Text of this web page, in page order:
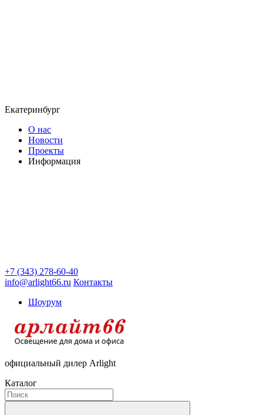
Екатеринбург
О нас
Новости
Проекты
Информация
+7 (343) 278-60-40
info@arlight66.ru Контакты
Шоурум
официальный дилер Arlight
Каталог